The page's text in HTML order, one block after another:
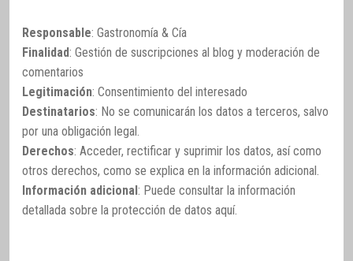
Responsable: Gastronomía & Cía
Finalidad: Gestión de suscripciones al blog y moderación de
comentarios
Legitimación: Consentimiento del interesado
Destinatarios: No se comunicarán los datos a terceros, salvo
por una obligación legal.
Derechos: Acceder, rectificar y suprimir los datos, así como
otros derechos, como se explica en la información adicional.
Información adicional: Puede consultar la información
detallada sobre la protección de datos aquí.